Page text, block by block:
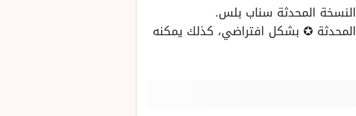
المحدثة سناب بلس.
✪ بشكل افتراضي، كذلك يمكنه